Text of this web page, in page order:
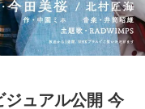
ュアル公開 今